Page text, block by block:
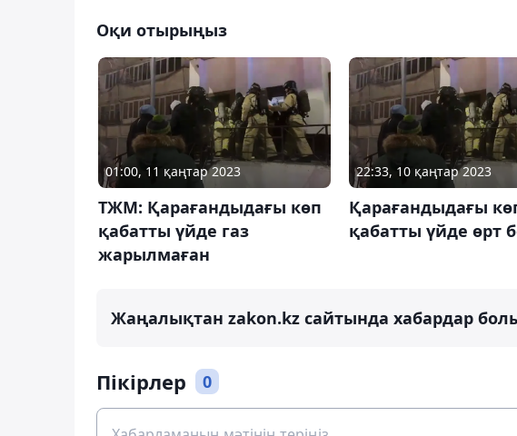
Оқи отырыңыз
01:00, 11 қаңтар 2023
ТЖМ: Қарағандыдағы көп
қабатты үйде газ
жарылмаған
22:33, 10 қаңтар 2023
Қарағандыдағы
қабатты үйде өрт
Жаңалықтан zakon.kz сайтында хабардар
Пікірлер 0